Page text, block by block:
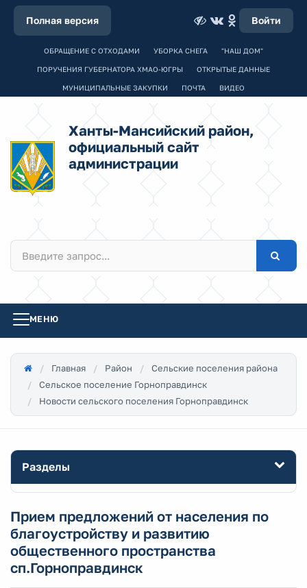
Полная версия Войти
ОБРАЩЕНИЕ С ОТХОДАМИ УБОРКА СНЕГА "НАШ ДОМ"
ПОРУЧЕНИЯ ГУБЕРНАТОРА ХМАО-ЮГРЫ ОТКРЫТЫЕ ДАННЫЕ
МУНИЦИПАЛЬНЫЕ ЗАКУПКИ ПОЧТА ВИДЕО
Ханты-Мансийский район,
официальный сайт
администрации
МЕНЮ
Главная Район
Сельские поселения района
Сельское поселение Горноправдинск
Новости сельского поселения Горноправдинск
Разделы
Прием предложений от населения по
благоустройству и развитию
общественного пространства
сп.Горноправдинск